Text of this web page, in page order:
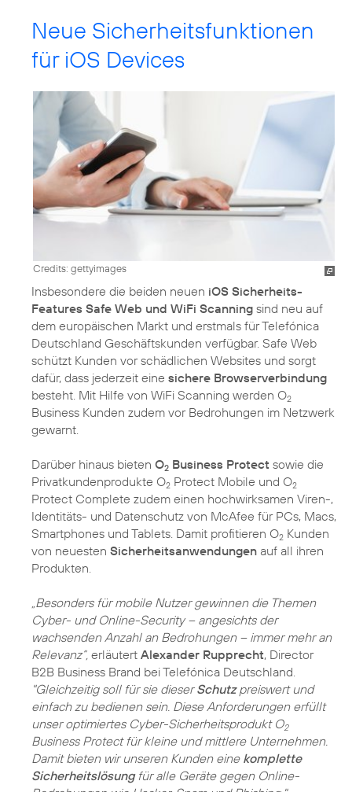
Neue Sicherheitsfunktionen
für iOS Devices
Credits: gettyimages
Insbesondere die beiden neuen iOS Sicherheits-
Features Safe Web und WiFi Scanning sind neu auf
dem europäischen Markt und erstmals für Telefónica
Deutschland Geschäftskunden verfügbar. Safe Web
schützt Kunden vor schädlichen Websites und sorgt
dafür, dass jederzeit eine sichere Browserverbindung
besteht. Mit Hilfe von WiFi Scanning werden O2
Business Kunden zudem vor Bedrohungen im Netzwerk
gewarnt.
Darüber hinaus bieten O2 Business Protect sowie die
Privatkundenprodukte O2 Protect Mobile und O2
Protect Complete zudem einen hochwirksamen Viren-,
Identitäts- und Datenschutz von McAfee für PCs, Macs,
Smartphones und Tablets. Damit profitieren O2 Kunden
von neuesten Sicherheitsanwendungen auf all ihren
Produkten.
„Besonders für mobile Nutzer gewinnen die Themen
Cyber- und Online-Security – angesichts der
wachsenden Anzahl an Bedrohungen – immer mehr an
Relevanz“, erläutert Alexander Rupprecht, Director
B2B Business Brand bei Telefónica Deutschland.
"Gleichzeitig soll für sie dieserSchutzpreiswert und
einfach zu bedienen sein. Diese Anforderungen erfüllt
unser optimiertes Cyber-Sicherheitsprodukt O2
Business Protect für kleine und mittlere Unternehmen.
Damit bieten wir unseren Kunden eine komplette
Sicherheitslösungfür alle Geräte gegen Online-